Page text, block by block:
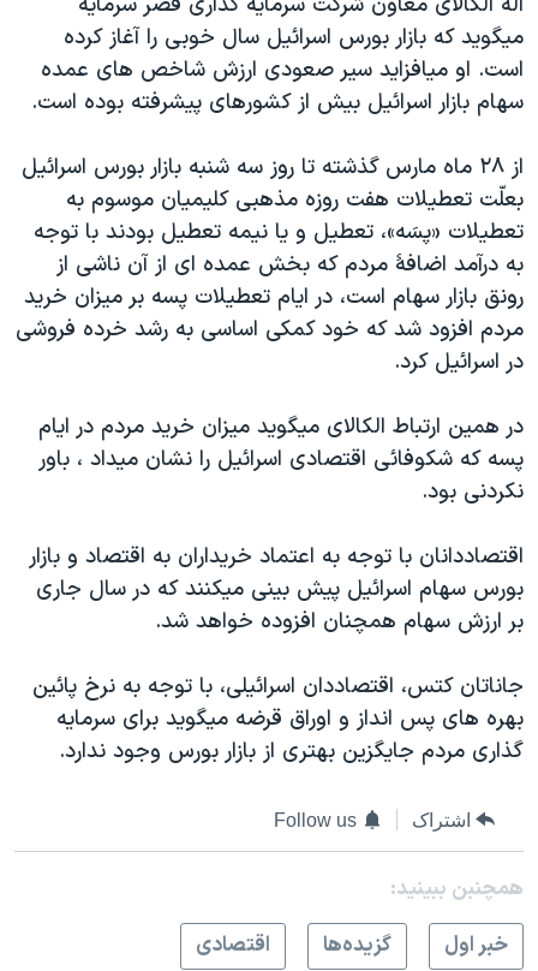
علم و فناوری
اسرائیل در جنگ
آرشیو پخش زنده
رمز مهسا
ورزش زنان در ایران
مجموعه مستندهای دادخواهی
تریبونال مردمی آبان ۹۸
دادگاه حمید نوری
چهل سال گروگان‌گیری
قانون شفافیت دارائی کادر رهبری ایران
اسرائیل در جنگ
صفحه‌های ویژه
سفر پرزیدنت ترامپ به چین
زبانهای مختلف
ميگويد که بازار بورس اسرائيل سال خوبی را آغاز کرده
است. او ميافزايد سير صعودی ارزش شاخص های عمده
سهام بازار اسرائيل بيش از کشورهای پيشرفته بوده است.
از ۲۸ ماه مارس گذشته تا روز سه شنبه بازار بورس اسرائيل
بعلّت تعطيلات هفت روزه مذهبی کليميان موسوم به
تعطيلات «پسَه»، تعطيل و يا نيمه تعطيل بودند با توجه
به درآمد اضافۀ مردم که بخش عمده ای از آن ناشی از
رونق بازار سهام است، در ايام تعطيلات پسه بر ميزان خريد
مردم افزود شد که خود کمکی اساسی به رشد خرده فروشی
در اسرائيل کرد.
در همين ارتباط الکالای ميگويد ميزان خريد مردم در ايام
پسه که شکوفائی اقتصادی اسرائيل را نشان ميداد ، باور
نکردنی بود.
اقتصاددانان با توجه به اعتماد خريداران به اقتصاد و بازار
بورس سهام اسرائيل پيش بينی ميکنند که در سال جاری
بر ارزش سهام همچنان افزوده خواهد شد.
جاناتان کتس، اقتصاددان اسرائيلی، با توجه به نرخ پائين
بهره های پس انداز و اوراق قرضه ميگويد برای سرمايه
گذاری مردم جايگزين بهتری از بازار بورس وجود ندارد.
اشتراک Follow us
همچنبن ببینید:
خبر اول
گزيده‌ها اقتصادی